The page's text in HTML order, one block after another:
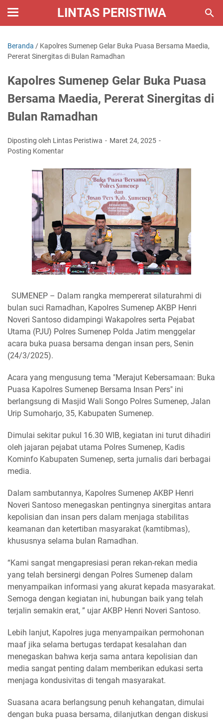
LINTAS PERISTIWA
Beranda / Kapolres Sumenep Gelar Buka Puasa Bersama Maedia,
Pererat Sinergitas di Bulan Ramadhan
Kapolres Sumenep Gelar Buka Puasa
Bersama Maedia, Pererat Sinergitas di
Bulan Ramadhan
Diposting oleh Lintas Peristiwa
Maret 24, 2025
Posting Komentar
SUMENEP – Dalam rangka mempererat silaturahmi di
bulan suci Ramadhan, Kapolres Sumenep AKBP Henri
Noveri Santoso didampingi Wakapolres serta Pejabat
Utama (PJU) Polres Sumenep Polda Jatim menggelar
acara buka puasa bersama dengan insan pers, Senin
(24/3/2025).
Acara yang mengusung tema "Merajut Kebersamaan: Buka
Puasa Kapolres Sumenep Bersama Insan Pers" ini
berlangsung di Masjid Wali Songo Polres Sumenep, Jalan
Urip Sumoharjo, 35, Kabupaten Sumenep.
Dimulai sekitar pukul 16.30 WIB, kegiatan ini turut dihadiri
oleh jajaran pejabat utama Polres Sumenep, Kadis
Kominfo Kabupaten Sumenep, serta jurnalis dari berbagai
media.
Dalam sambutannya, Kapolres Sumenep AKBP Henri
Noveri Santoso menegaskan pentingnya sinergitas antara
kepolisian dan insan pers dalam menjaga stabilitas
keamanan dan ketertiban masyarakat (kamtibmas),
khususnya selama bulan Ramadhan.
“Kami sangat mengapresiasi peran rekan-rekan media
yang telah bersinergi dengan Polres Sumenep dalam
menyampaikan informasi yang akurat kepada masyarakat.
Semoga dengan kegiatan ini, hubungan baik yang telah
terjalin semakin erat, ” ujar AKBP Henri Noveri Santoso.
Lebih lanjut, Kapolres juga menyampaikan permohonan
maaf jika selama bertugas terdapat kesalahan dan
menegaskan bahwa kerja sama antara kepolisian dan
media sangat penting dalam memberikan edukasi serta
menjaga kondusivitas di tengah masyarakat.
Suasana acara berlangsung penuh kehangatan, dimulai
dengan buka puasa bersama, dilanjutkan dengan diskusi